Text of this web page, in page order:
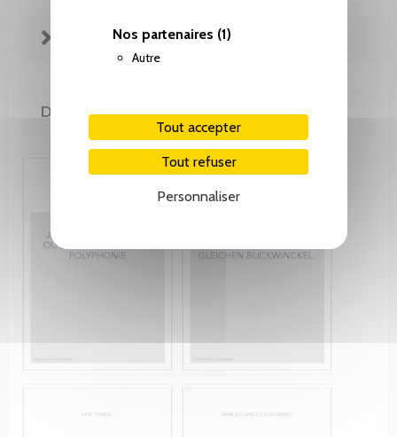
Nos partenaires (1)
Autre
Tout accepter
Tout refuser
Personnaliser
FICHE TECHNIQUE
DE LA MÊME COLLECTION